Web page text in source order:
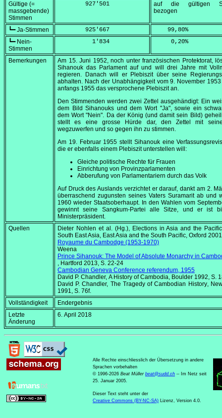
Gültige (=
massgebende)
Stimmen
        927'501
auf die gültigen
bezogen
┗━ Ja-Stimmen
        925'667
    99,80
%
┗━ Nein-
Stimmen
          1'834
     0,20
%
Bemerkungen Am 15. Juni 1952, noch unter französischen Protektorat,
Sihanouk das Parlament auf und will drei Jahre mit
regieren. Danach will er Plebiszit über seine
abhalten. Nach der Unabhängigkeit vom9. November 1953
anfangs 1955 das versprochene Plebiszit an.
Den Stimmenden werden zwei Zettel ausgehändigt: Ein
dem Bild Sihanouks und dem Wort "Ja", sowie ein
dem Wort "Nein". Da der König (und damit sein Bild)
stellt es eine grosse Hürde dar, den Zettel mit
wegzuwerfen und so gegen ihn zu stimmen.
Am 19. Februar 1955 stellt Sihanouk eine
die er ebenfalls einem Plebiszit unterstellen will:
Gleiche politische Rechte für Frauen
Einrichtung von Provinzparlamenten
Abberufung von Parlamentariern durch das Volk
Auf Druck des Auslands verzichtet er darauf, dankt am 2.
überraschend zugunsten seines Vaters Suramarit ab und
1960 wieder Staatsoberhaupt. In den Wahlen vom
gewinnt seine Sangkum-Partei alle Sitze, und er ist
Ministerpräsident.
Quellen
Dieter Nohlen et al. (Hg.), Elections in Asia and the
South East Asia, East Asia and the South Pacific, Oxford
Royaume du Cambodge (1953-1970)
Weena
Prince Sihanouk: The Model of Absolute Monarchy in
, Hartford 2013, S. 22-24
Cambodian Geneva Conference referendum, 1955
David P. Chandler, A History of Cambodia, Boulder 1992, S.
David P. Chandler, The Tragedy of Cambodian History,
1991, S. 76f.
Vollständigkeit
Endergebnis
Letzte
Änderung
6. April 2018
Alle Rechte einschliesslich der Übersetzung in andere
Sprachen vorbehalten
© 1996-2026 Beat Müller beat@sudd.ch -- Im Netz seit
25. Januar 2005.
Dieser Text steht unter der
Creative Commons (BY-NC-SA) Lizenz, Version 4.0.